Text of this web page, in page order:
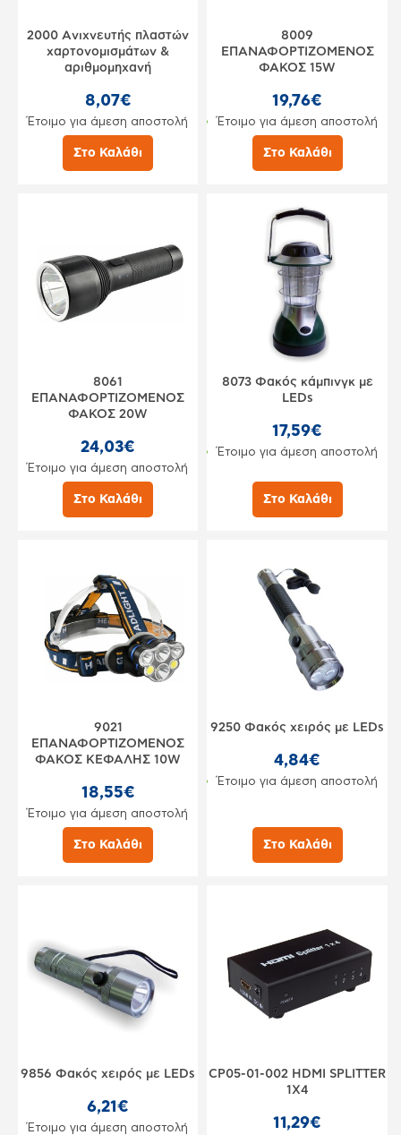
2000 Aνιχνευτής πλαστών
χαρτονομισμάτων &
αριθμομηχανή
8,07€
Έτοιμο για άμεση αποστολή
Στο Καλάθι
8009
ΕΠΑΝΑΦΟΡΤΙΖΟΜΕΝΟΣ
ΦΑΚΟΣ 15W
19,76€
Έτοιμο για άμεση αποστολή
Στο Καλάθι
8061
ΕΠΑΝΑΦΟΡΤΙΖΟΜΕΝΟΣ
ΦΑΚΟΣ 20W
24,03€
Έτοιμο για άμεση αποστολή
Στο Καλάθι
8073 Φακός κάμπινγκ με
LEDs
17,59€
Έτοιμο για άμεση αποστολή
Στο Καλάθι
9021
ΕΠΑΝΑΦΟΡΤΙΖΟΜΕΝΟΣ
ΦΑΚΟΣ ΚΕΦΑΛΗΣ 10W
18,55€
Έτοιμο για άμεση αποστολή
Στο Καλάθι
9250 Φακός χειρός με LEDs
4,84€
Έτοιμο για άμεση αποστολή
Στο Καλάθι
9856 Φακός χειρός με LEDs
6,21€
Έτοιμο για άμεση αποστολή
CP05-01-002 HDMI SPLITTER
1X4
11,29€